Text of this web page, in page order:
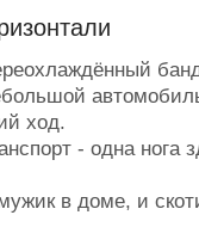
ход.
- одна нога
в доме, и